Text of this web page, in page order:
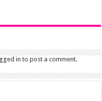
in to post a comment.